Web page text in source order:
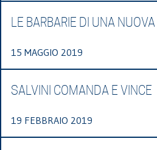
LE BARBARIE DI UNA
15 MAGGIO 2019
SALVINI COMANDA E VINCE
19 FEBBRAIO 2019